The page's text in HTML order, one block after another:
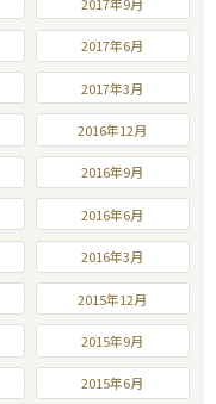
2017年6月
2017年3月
2016年12月
2016年9月
2016年6月
2016年3月
2015年12月
2015年9月
2015年6月